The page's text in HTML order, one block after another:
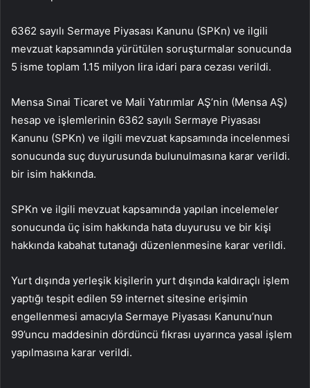
6362 sayılı Sermaye Piyasası Kanunu (SPKn) ve ilgili
mevzuat kapsamında yürütülen soruşturmalar sonucunda
5 isme toplam 1.15 milyon lira idari para cezası verildi.
Mensa Sınai Ticaret ve Mali Yatırımlar AŞ’nin (Mensa AŞ)
hesap ve işlemlerinin 6362 sayılı Sermaye Piyasası
Kanunu (SPKn) ve ilgili mevzuat kapsamında incelenmesi
sonucunda suç duyurusunda bulunulmasına karar verildi.
bir isim hakkında.
SPKn ve ilgili mevzuat kapsamında yapılan incelemeler
sonucunda üç isim hakkında hata duyurusu ve bir kişi
hakkında kabahat tutanağı düzenlenmesine karar verildi.
Yurt dışında yerleşik kişilerin yurt dışında kaldıraçlı işlem
yaptığı tespit edilen 59 internet sitesine erişimin
engellenmesi amacıyla Sermaye Piyasası Kanunu’nun
99’uncu maddesinin dördüncü fıkrası uyarınca yasal işlem
yapılmasına karar verildi.